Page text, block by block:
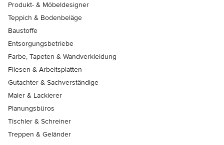
Produkt- & Möbeldesigner
Teppich & Bodenbeläge
Baustoffe
Entsorgungsbetriebe
Farbe, Tapeten & Wandverkleidung
Fliesen & Arbeitsplatten
Gutachter & Sachverständige
Maler & Lackierer
Planungsbüros
Tischler & Schreiner
Treppen & Geländer